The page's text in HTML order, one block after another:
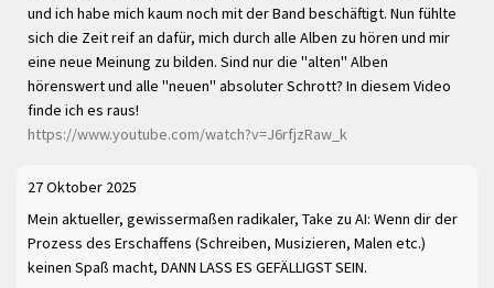
und ich habe mich kaum noch mit der Band beschäftigt. Nun fühlte
sich die Zeit reif an dafür, mich durch alle Alben zu hören und mir
eine neue Meinung zu bilden. Sind nur die "alten" Alben
hörenswert und alle "neuen" absoluter Schrott? In diesem Video
finde ich es raus!
https://www.youtube.com/watch?v=J6rfjzRaw_k
27 Oktober 2025
Mein aktueller, gewissermaßen radikaler, Take zu AI: Wenn dir der
Prozess des Erschaffens (Schreiben, Musizieren, Malen etc.)
keinen Spaß macht, DANN LASS ES GEFÄLLIGST SEIN.